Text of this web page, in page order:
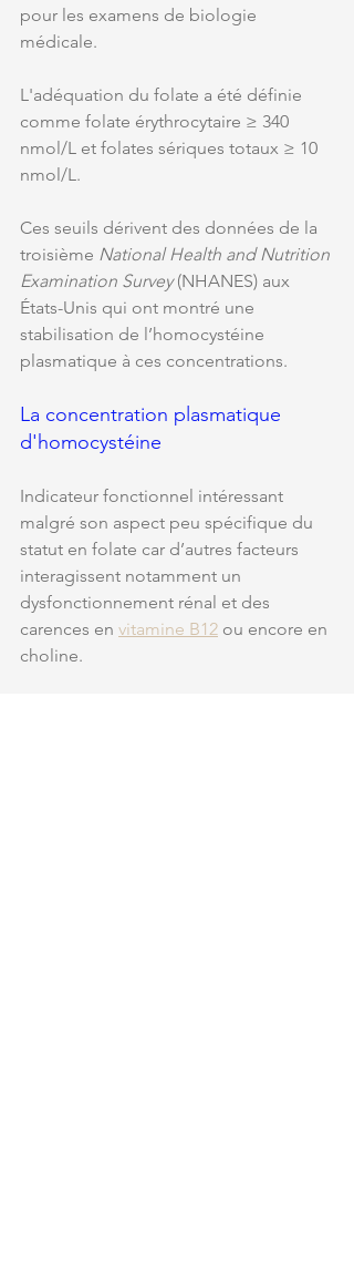
pour les examens de biologie
médicale.
L'adéquation du folate a été définie
comme folate érythrocytaire ≥ 340
nmol/L et folates sériques totaux ≥ 10
nmol/L.
Ces seuils dérivent des données de la
troisième National Health and Nutrition
Examination Survey (NHANES) aux
États-Unis qui ont montré une
stabilisation de l’homocystéine
plasmatique à ces concentrations.
La concentration plasmatique
d'homocystéine
Indicateur fonctionnel intéressant
malgré son aspect peu spécifique du
statut en folate car d’autres facteurs
interagissent notamment un
dysfonctionnement rénal et des
carences en vitamine B12 ou encore en
choline.